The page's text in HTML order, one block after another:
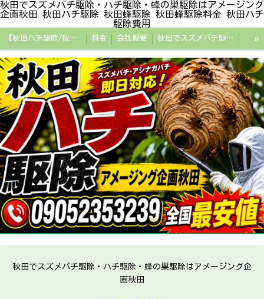
秋田でスズメバチ駆除・ハチ駆除・蜂の巣駆除はアメージング
企画秋田 秋田ハチ駆除 秋田蜂駆除 秋田蜂駆除料金 秋田ハチ
駆除費用
【秋田ハチ駆除/秋田蜂駆除/スズメバチの巣/ハチの巣専門プロ】 料金 会社概要 秋田でスズメバチ駆除・ハチ駆除・蜂の巣駆除はアメージング企画秋田
秋田県の蜂駆除料金・蜂の巣駆除の相場【全国平均と比較】 秋田探偵/秋田県浮気調査/秋田市万引きGメン
秋田便利屋アメージング企画秋田
»
秋田でスズメバチ駆除・ハチ駆除・蜂の巣駆除はアメージング企
画秋田